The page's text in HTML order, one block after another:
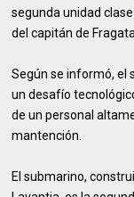
segunda unidad
del capitán de
Según se informó, el
un desafío
de un personal
mantención.
El submarino,